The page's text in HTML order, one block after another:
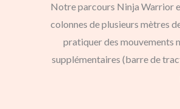
Notre parcours Ninja Warrior
colonnes de plusieurs mètres
pratiquer des mouvements
supplémentaires (barre de